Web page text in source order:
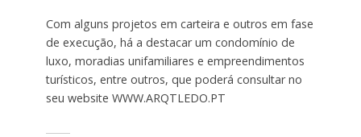
Com alguns projetos em carteira e outros em fase
de execução, há a destacar um condomínio de
luxo, moradias unifamiliares e empreendimentos
turísticos, entre outros, que poderá consultar no
seu website WWW.ARQTLEDO.PT